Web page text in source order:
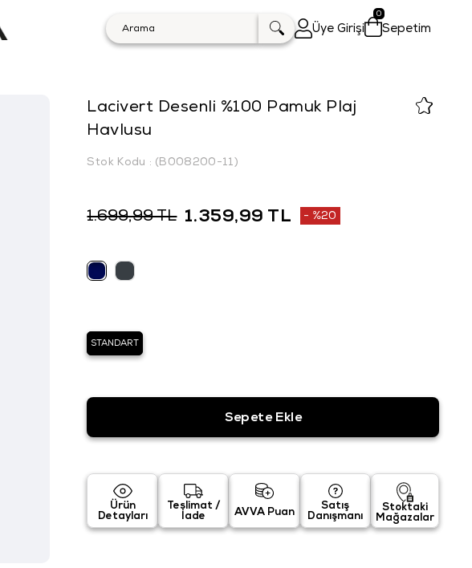
Üye Girişi Sepetim
0
Lacivert Desenli %100 Pamuk Plaj
Havlusu
Stok Kodu (B008200-11)
1.699,99 TL 1.359,99 TL %20
STANDART
Ürün
Detayları
Teslimat /
İade
AVVA Puan
Satış
Danışmanı
Stoktaki
Mağazalar